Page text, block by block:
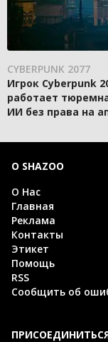
CYBERPUNK 2077
Игрок Cyberpunk
работает
ИИ без права на
О SHAZOO
О Нас
Главная
Реклама
Контакты
Этикет
Помощь
RSS
Сообщить об